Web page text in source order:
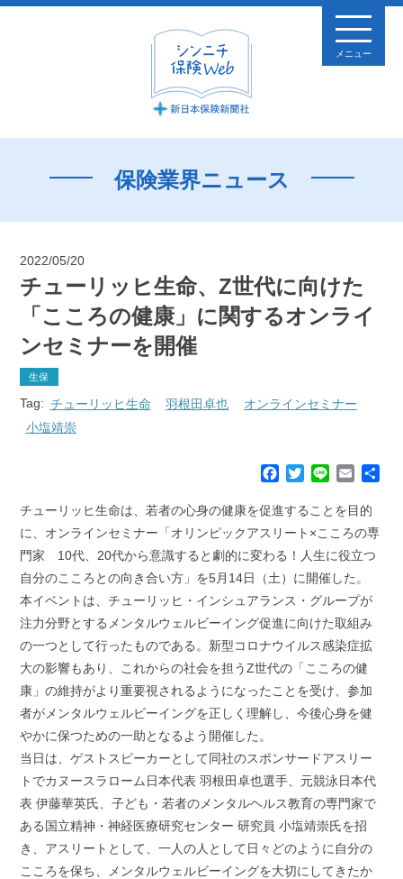
メニュー
保険業界ニュース
2022/05/20
チューリッヒ生命、Z世代に向けた
「こころの健康」に関するオンライ
ンセミナーを開催
生保
Tag: チューリッヒ生命 羽根田卓也
オンラインセミナー
小塩靖崇
c
e
o
o
k
T
i
e
r
n
e
E
a
i
チューリッヒ生命は、若者の心身の健康を促進することを目的
に、オンラインセミナー「オリンピックアスリート×こころの専
門家 10代、20代から意識すると劇的に変わる！人生に役立つ
自分のこころとの向き合い方」を5月14日（土）に開催した。
本イベントは、チューリッヒ・インシュアランス・グループが
注力分野とするメンタルウェルビーイング促進に向けた取組み
の一つとして行ったものである。新型コロナウイルス感染症拡
大の影響もあり、これからの社会を担うZ世代の「こころの健
康」の維持がより重要視されるようになったことを受け、参加
者がメンタルウェルビーイングを正しく理解し、今後心身を健
やかに保つための一助となるよう開催した。
当日は、ゲストスピーカーとして同社のスポンサードアスリー
トでカヌースラローム日本代表 羽根田卓也選手、元競泳日本代
表 伊藤華英氏、子ども・若者のメンタルヘルス教育の専門家で
ある国立精神・神経医療研究センター 研究員 小塩靖崇氏を招
き、アスリートとして、一人の人として日々どのように自分の
こころを保ち、メンタルウェルビーイングを大切にしてきたか